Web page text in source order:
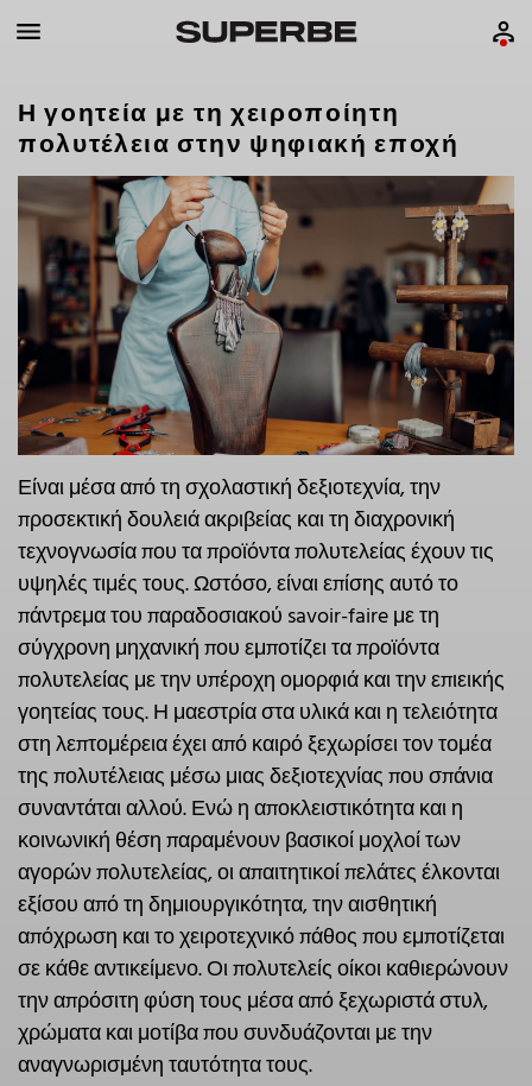
Η γοητεία με τη χειροποίητη
πολυτέλεια στην ψηφιακή εποχή
Είναι μέσα από τη σχολαστική δεξιοτεχνία, την
προσεκτική δουλειά ακριβείας και τη διαχρονική
τεχνογνωσία που τα προϊόντα πολυτελείας έχουν τις
υψηλές τιμές τους. Ωστόσο, είναι επίσης αυτό το
πάντρεμα του παραδοσιακού savoir-faire με τη
σύγχρονη μηχανική που εμποτίζει τα προϊόντα
πολυτελείας με την υπέροχη ομορφιά και την επιεικής
γοητείας τους. Η μαεστρία στα υλικά και η τελειότητα
στη λεπτομέρεια έχει από καιρό ξεχωρίσει τον τομέα
της πολυτέλειας μέσω μιας δεξιοτεχνίας που σπάνια
συναντάται αλλού. Ενώ η αποκλειστικότητα και η
κοινωνική θέση παραμένουν βασικοί μοχλοί των
αγορών πολυτελείας, οι απαιτητικοί πελάτες έλκονται
εξίσου από τη δημιουργικότητα, την αισθητική
απόχρωση και το χειροτεχνικό πάθος που εμποτίζεται
σε κάθε αντικείμενο. Οι πολυτελείς οίκοι καθιερώνουν
την απρόσιτη φύση τους μέσα από ξεχωριστά στυλ,
χρώματα και μοτίβα που συνδυάζονται με την
αναγνωρισμένη ταυτότητα τους.